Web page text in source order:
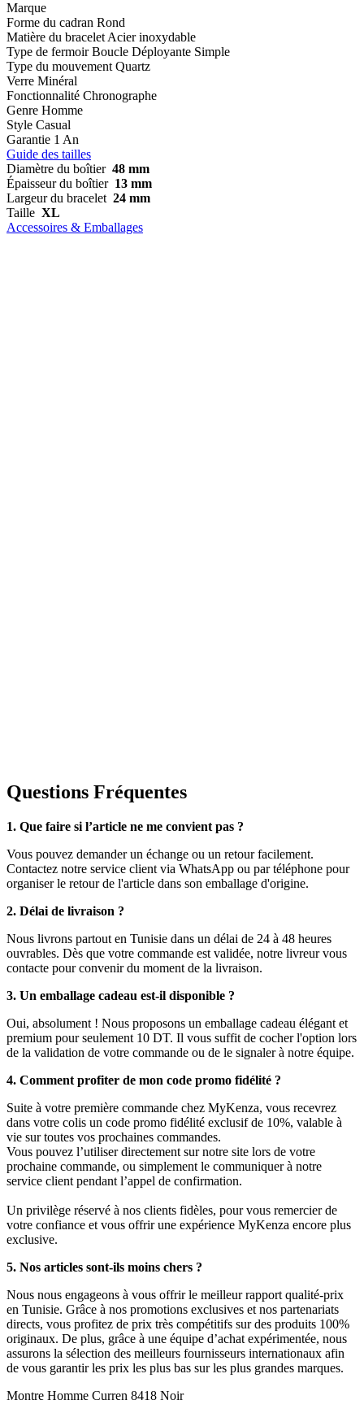
Marque
Forme du cadran Rond
Matière du bracelet Acier inoxydable
Type de fermoir Boucle Déployante Simple
Type du mouvement Quartz
Verre Minéral
Fonctionnalité Chronographe
Genre Homme
Style Casual
Garantie 1 An
Guide des tailles
Diamètre du boîtier 48 mm
Épaisseur du boîtier 13 mm
Largeur du bracelet 24 mm
Taille XL
Accessoires & Emballages
Questions Fréquentes
1. Que faire si l’article ne me convient pas ?
Vous pouvez demander un échange ou un retour facilement.
Contactez notre service client via WhatsApp ou par téléphone pour
organiser le retour de l'article dans son emballage d'origine.
2. Délai de livraison ?
Nous livrons partout en Tunisie dans un délai de 24 à 48 heures
ouvrables. Dès que votre commande est validée, notre livreur vous
contacte pour convenir du moment de la livraison.
3. Un emballage cadeau est-il disponible ?
Oui, absolument ! Nous proposons un emballage cadeau élégant et
premium pour seulement 10 DT. Il vous suffit de cocher l'option lors
de la validation de votre commande ou de le signaler à notre équipe.
4. Comment profiter de mon code promo fidélité ?
Suite à votre première commande chez MyKenza, vous recevrez
dans votre colis un code promo fidélité exclusif de 10%, valable à
vie sur toutes vos prochaines commandes.
Vous pouvez l’utiliser directement sur notre site lors de votre
prochaine commande, ou simplement le communiquer à notre
service client pendant l’appel de confirmation.
Un privilège réservé à nos clients fidèles, pour vous remercier de
votre confiance et vous offrir une expérience MyKenza encore plus
exclusive.
5. Nos articles sont-ils moins chers ?
Nous nous engageons à vous offrir le meilleur rapport qualité-prix
en Tunisie. Grâce à nos promotions exclusives et nos partenariats
directs, vous profitez de prix très compétitifs sur des produits 100%
originaux. De plus, grâce à une équipe d’achat expérimentée, nous
assurons la sélection des meilleurs fournisseurs internationaux afin
de vous garantir les prix les plus bas sur les plus grandes marques.
Montre Homme Curren 8418 Noir